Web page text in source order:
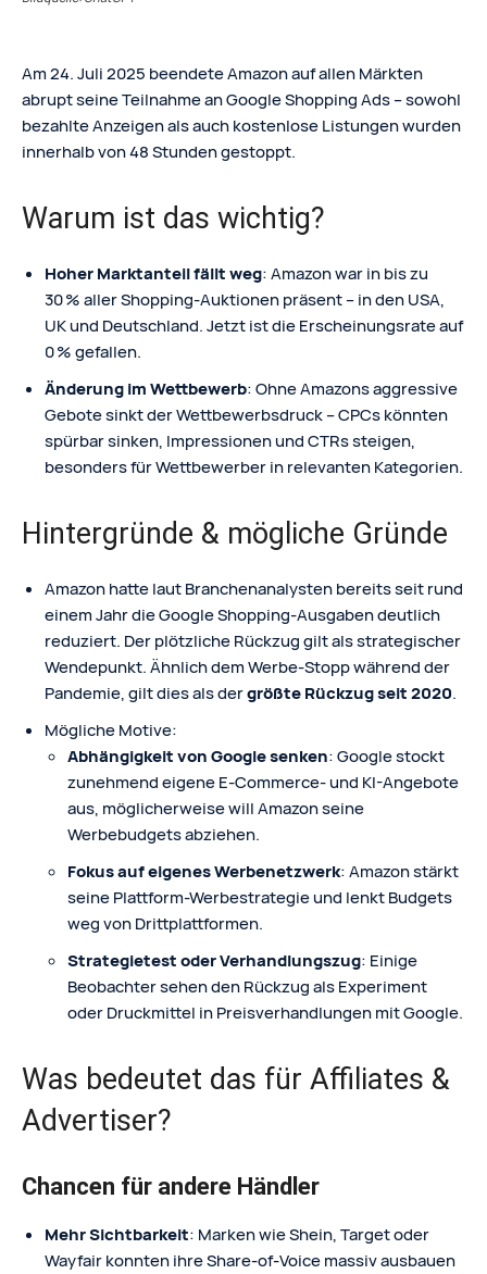
Am 24. Juli 2025 beendete Amazon auf allen Märkten
abrupt seine Teilnahme an Google Shopping Ads – sowohl
bezahlte Anzeigen als auch kostenlose Listungen wurden
innerhalb von 48 Stunden gestoppt.
Warum ist das wichtig?
Hoher Marktanteil fällt weg: Amazon war in bis zu
30 % aller Shopping-Auktionen präsent – in den USA,
UK und Deutschland. Jetzt ist die Erscheinungsrate auf
0 % gefallen.
Änderung im Wettbewerb: Ohne Amazons aggressive
Gebote sinkt der Wettbewerbsdruck – CPCs könnten
spürbar sinken, Impressionen und CTRs steigen,
besonders für Wettbewerber in relevanten Kategorien.
Hintergründe & mögliche Gründe
Amazon hatte laut Branchenanalysten bereits seit rund
einem Jahr die Google Shopping-Ausgaben deutlich
reduziert. Der plötzliche Rückzug gilt als strategischer
Wendepunkt. Ähnlich dem Werbe-Stopp während der
Pandemie, gilt dies als dergrößte Rückzug seit 2020.
Mögliche Motive:
Abhängigkeit von Google senken: Google stockt
zunehmend eigene E‑Commerce- und KI-Angebote
aus, möglicherweise will Amazon seine
Werbebudgets abziehen.
Fokus auf eigenes Werbenetzwerk: Amazon stärkt
seine Plattform-Werbestrategie und lenkt Budgets
weg von Drittplattformen.
Strategietest oder Verhandlungszug: Einige
Beobachter sehen den Rückzug als Experiment
oder Druckmittel in Preisverhandlungen mit Google.
Was bedeutet das für Affiliates &
Advertiser?
Chancen für andere Händler
Mehr Sichtbarkeit: Marken wie Shein, Target oder
Wayfair konnten ihre Share‑of‑Voice massiv ausbauen